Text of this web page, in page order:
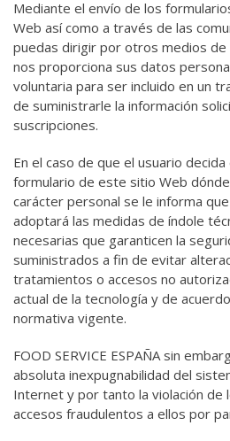
Mediante el envío de los
Web así como a través de las
puedas dirigir por otros medios
nos proporciona sus datos
voluntaria para ser incluido en un
de suministrarle la información
suscripciones.
En el caso de que el usuario
formulario de este sitio Web
carácter personal se le informa que
adoptará las medidas de índole
necesarias que garanticen la
suministrados a fin de evitar
tratamientos o accesos no
actual de la tecnología y de
normativa vigente.
FOOD SERVICE ESPAÑA sin
absoluta inexpugnabilidad del
Internet y por tanto la violación de
accesos fraudulentos a ellos por